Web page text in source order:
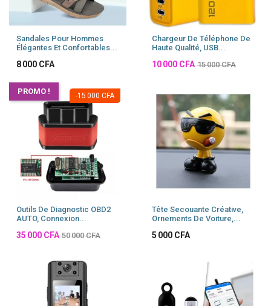
Sandales Pour Hommes
Élégantes Et Confortables...
Prix
8 000 CFA
Chargeur De Téléphone De
Haute Qualité, USB...
Prix
10 000 CFA 15 000 CFA
PROMO ! -15 000 CFA
Outils De Diagnostic OBD2
AUTO, Connexion...
Prix
35 000 CFA 50 000 CFA
Tête Secouante Créative,
Ornements De Voiture,...
Prix
5 000 CFA